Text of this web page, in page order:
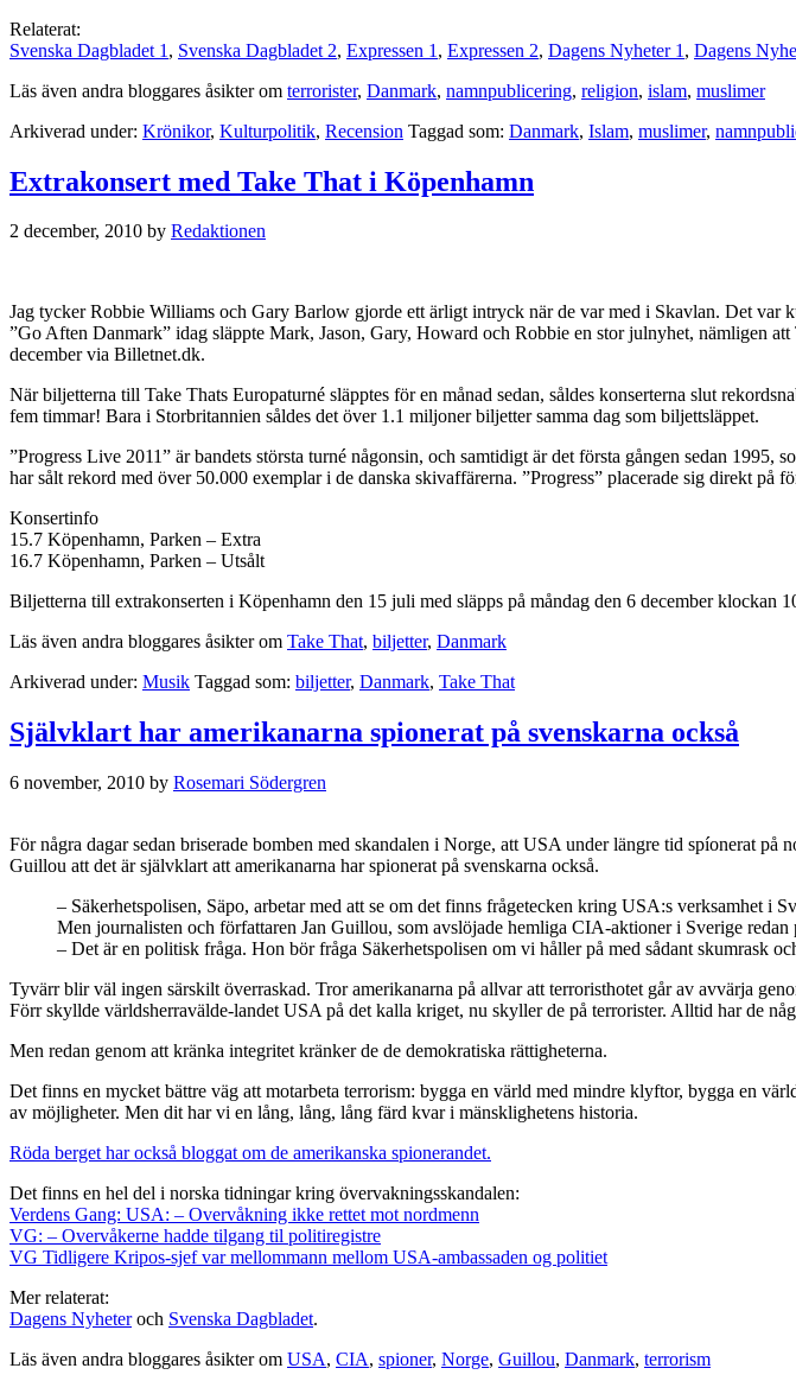
Relaterat:
Svenska Dagbladet 1 , Svenska Dagbladet 2, Expressen 1 , Expressen 2, Dagens Nyheter 1 , Dagens
Läs även andra bloggares åsikter om terrorister, Danmark, namnpublicering, religion, islam, muslimer
Arkiverad under: Krönikor, Kulturpolitik, Recension Taggad som: Danmark, Islam, muslimer,
Extrakonsert med Take That i Köpenhamn
2 december, 2010 by Redaktionen
Jag tycker Robbie Williams och Gary Barlow gjorde ett ärligt intryck när de var med i Skavlan. Det var
”Go Aften Danmark” idag släppte Mark, Jason, Gary, Howard och Robbie en stor julnyhet, nämligen
december via Billetnet.dk.
När biljetterna till Take Thats Europaturné släpptes för en månad sedan, såldes konserterna slut
fem timmar! Bara i Storbritannien såldes det över 1.1 miljoner biljetter samma dag som biljettsläppet.
”Progress Live 2011” är bandets största turné någonsin, och samtidigt är det första gången sedan 1995,
har sålt rekord med över 50.000 exemplar i de danska skivaffärerna. ”Progress” placerade sig direkt på
Konsertinfo
15.7 Köpenhamn, Parken – Extra
16.7 Köpenhamn, Parken – Utsålt
Biljetterna till extrakonserten i Köpenhamn den 15 juli med släpps på måndag den 6 december klockan
Läs även andra bloggares åsikter om Take That, biljetter, Danmark
Arkiverad under: Musik Taggad som: biljetter, Danmark, Take That
Självklart har amerikanarna spionerat på svenskarna också
6 november, 2010 by Rosemari Södergren
För några dagar sedan briserade bomben med skandalen i Norge, att USA under längre tid spíonerat
Guillou att det är självklart att amerikanarna har spionerat på svenskarna också.
– Säkerhetspolisen, Säpo, arbetar med att se om det finns frågetecken kring USA:s verksamhet i
Men journalisten och författaren Jan Guillou, som avslöjade hemliga CIA-aktioner i Sverige redan
– Det är en politisk fråga. Hon bör fråga Säkerhetspolisen om vi håller på med sådant skumrask
Tyvärr blir väl ingen särskilt överraskad. Tror amerikanarna på allvar att terroristhotet går av avvärja
Förr skyllde världsherravälde-landet USA på det kalla kriget, nu skyller de på terrorister. Alltid har de
Men redan genom att kränka integritet kränker de de demokratiska rättigheterna.
Det finns en mycket bättre väg att motarbeta terrorism: bygga en värld med mindre klyftor, bygga en
av möjligheter. Men dit har vi en lång, lång, lång färd kvar i mänsklighetens historia.
Röda berget har också bloggat om de amerikanska spionerandet.
Det finns en hel del i norska tidningar kring övervakningsskandalen:
Verdens Gang: USA: – Overvåkning ikke rettet mot nordmenn
VG: – Overvåkerne hadde tilgang til politiregistre
VG Tidligere Kripos-sjef var mellommann mellom USA-ambassaden og politiet
Mer relaterat:
Dagens Nyheteroch Svenska Dagbladet.
Läs även andra bloggares åsikter om USA, CIA, spioner, Norge, Guillou, Danmark, terrorism